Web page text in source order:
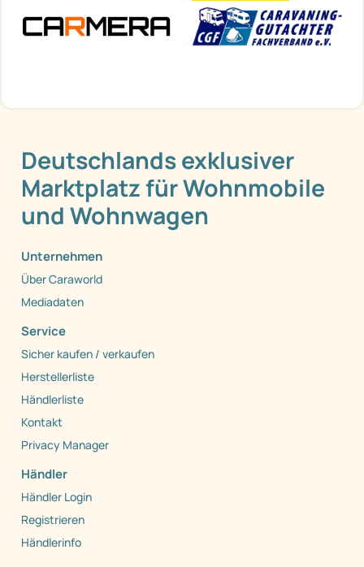
Deutschlands exklusiver
Marktplatz für Wohnmobile
und Wohnwagen
Unternehmen
Über Caraworld
Mediadaten
Service
Sicher kaufen / verkaufen
Herstellerliste
Händlerliste
Kontakt
Privacy Manager
Händler
Händler Login
Registrieren
Händlerinfo